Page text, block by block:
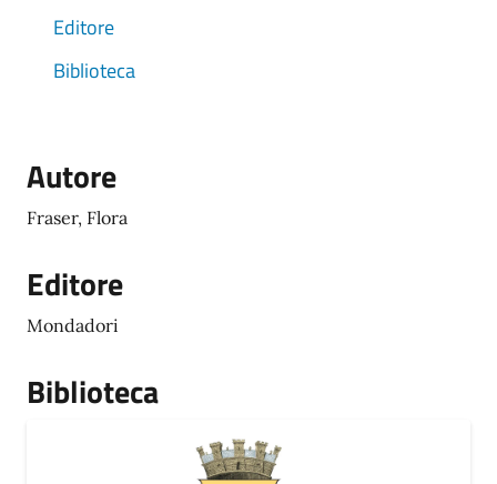
Editore
Biblioteca
Autore
Fraser, Flora
Editore
Mondadori
Biblioteca